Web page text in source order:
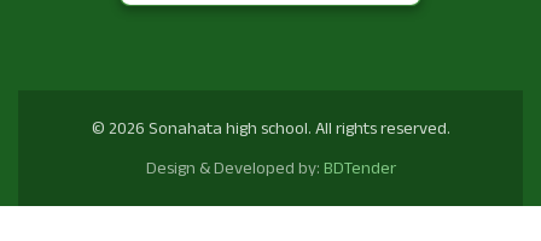
© 2026 Sonahata high school. All rights reserved.
Design & Developed by:BDTender